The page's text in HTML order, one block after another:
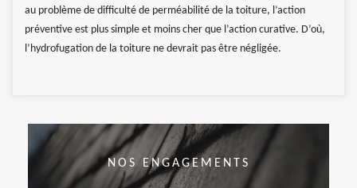
au problème de difficulté de perméabilité de la toiture, l’action
préventive est plus simple et moins cher que l’action curative. D’où,
l’hydrofugation de la toiture ne devrait pas être négligée.
NOS ENGAGEMENTS